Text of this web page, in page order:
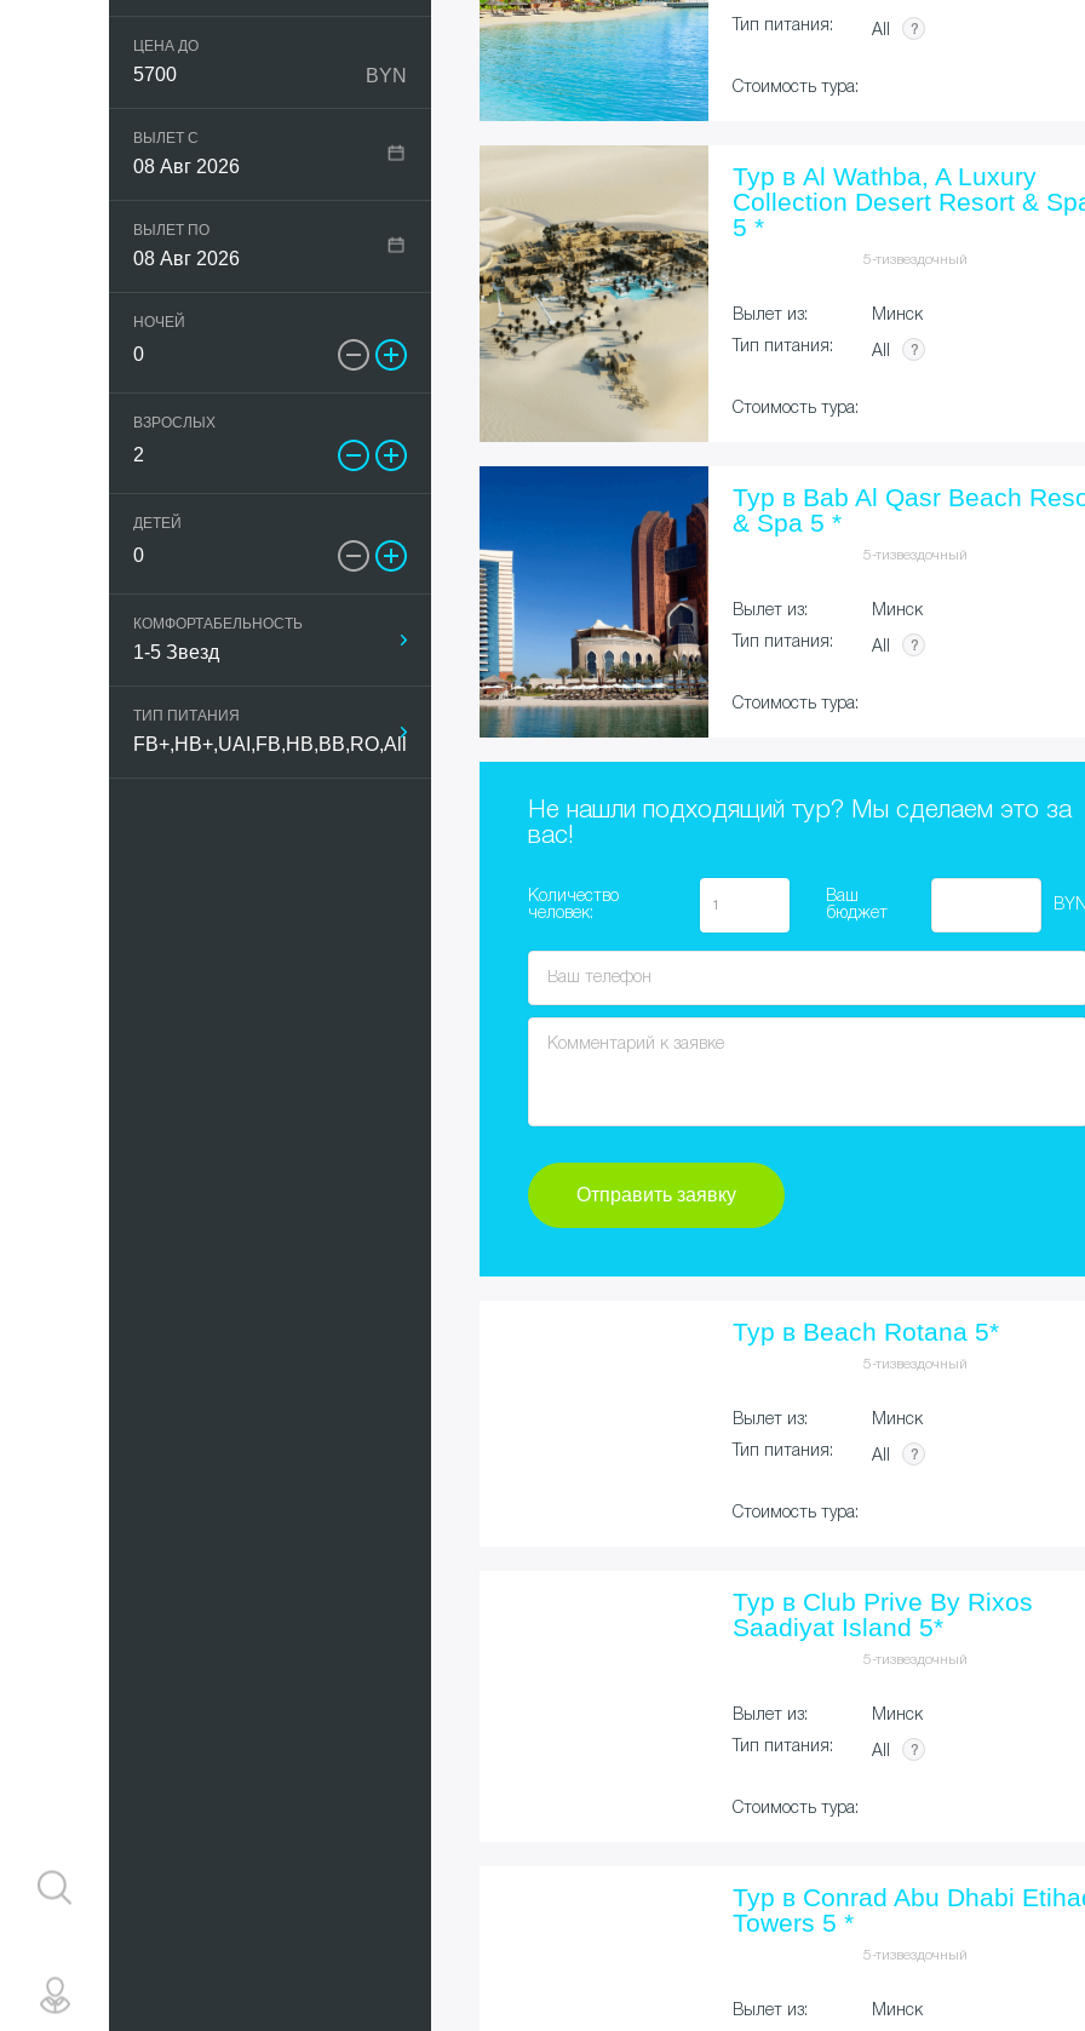
ЦЕНА ДО
BYN
ВЫЛЕТ С
08 Авг 2026
ВЫЛЕТ ПО
08 Авг 2026
НОЧЕЙ
ВЗРОСЛЫХ
ДЕТЕЙ
КОМФОРТАБЕЛЬНОСТЬ
ТИП ПИТАНИЯ
Греция
Грузия
Индия
Индонезия
Испания
Кипр
Мальдивы
Марокко
ОАЭ
Черногория
Шарджа
Тип питания:
All
Стоимость тура:
Тур в Al Wathba, A Luxury
Collection Desert Resort &
5 *
5-тизвездочный
Вылет из:
Минск
Тип питания:
All
Стоимость тура:
Тур в Bab Al Qasr Beach
& Spa 5 *
5-тизвездочный
Вылет из:
Минск
Тип питания:
All
Стоимость тура:
Не нашли подходящий тур? Мы сделаем это за
вас!
Количество
человек:
Ваш
бюджет
Тур в Beach Rotana 5*
5-тизвездочный
Вылет из:
Минск
Тип питания:
All
Стоимость тура:
Тур в Club Prive By Rixos
Saadiyat Island 5*
5-тизвездочный
Вылет из:
Минск
Тип питания:
All
Стоимость тура:
Тур в Conrad Abu Dhabi
Towers 5 *
5-тизвездочный
Вылет из:
Минск